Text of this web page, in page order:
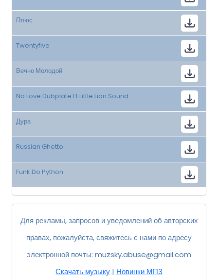
Плюс
Twentyfive
Вечно Молодой
No Love Dubplate Ft Little Lion Sound
Дура
Russian Ghetto
Funk Do Python
Для рекламы, запросов и уведомлений об авторских
правах, пожалуйста, свяжитесь с нами по адресу
электронной почты: muzsky.abuse@gmail.com
Скачать музыку | Новинки МП3